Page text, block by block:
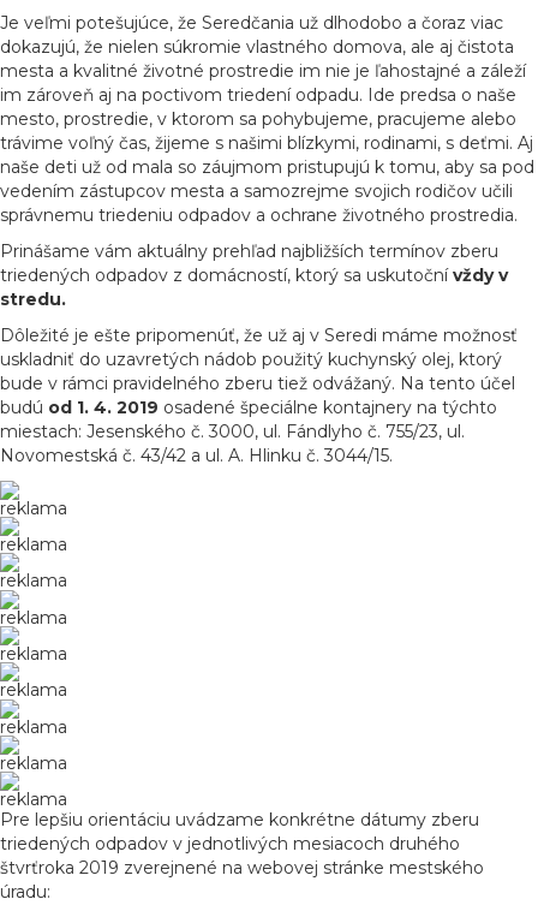
Je veľmi potešujúce, že Seredčania už dlhodobo a čoraz viac
dokazujú, že nielen súkromie vlastného domova, ale aj čistota
mesta a kvalitné životné prostredie im nie je ľahostajné a záleží
im zároveň aj na poctivom triedení odpadu. Ide predsa o naše
mesto, prostredie, v ktorom sa pohybujeme, pracujeme alebo
trávime voľný čas, žijeme s našimi blízkymi, rodinami, s deťmi. Aj
naše deti už od mala so záujmom pristupujú k tomu, aby sa pod
vedením zástupcov mesta a samozrejme svojich rodičov učili
správnemu triedeniu odpadov a ochrane životného prostredia.
Prinášame vám aktuálny prehľad najbližších termínov zberu
triedených odpadov z domácností, ktorý sa uskutočnívždy v
stredu.
Dôležité je ešte pripomenúť, že už aj v Seredi máme možnosť
uskladniť do uzavretých nádob použitý kuchynský olej, ktorý
bude v rámci pravidelného zberu tiež odvážaný. Na tento účel
budú od 1. 4. 2019 osadené špeciálne kontajnery na týchto
miestach: Jesenského č. 3000, ul. Fándlyho č. 755/23, ul.
Novomestská č. 43/42 a ul. A. Hlinku č. 3044/15.
reklama
reklama
reklama
reklama
reklama
reklama
reklama
reklama
reklama
Pre lepšiu orientáciu uvádzame konkrétne dátumy zberu
triedených odpadov v jednotlivých mesiacoch druhého
štvrťroka 2019 zverejnené na webovej stránke mestského
úradu: